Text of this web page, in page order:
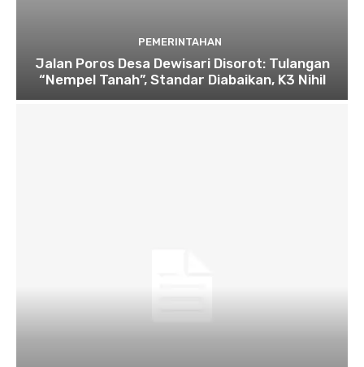
PEMERINTAHAN
Jalan Poros Desa Dewisari Disorot: Tulangan
“Nempel Tanah”, Standar Diabaikan, K3 Nihil